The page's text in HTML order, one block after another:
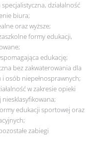
działalność
biura;
oraz wyższe;
formy edukacji,
edukację;
bez zakwaterowania dla
i osób niepełnosprawnych;
w zakresie opieki
edukacji sportowej oraz
zabiegi